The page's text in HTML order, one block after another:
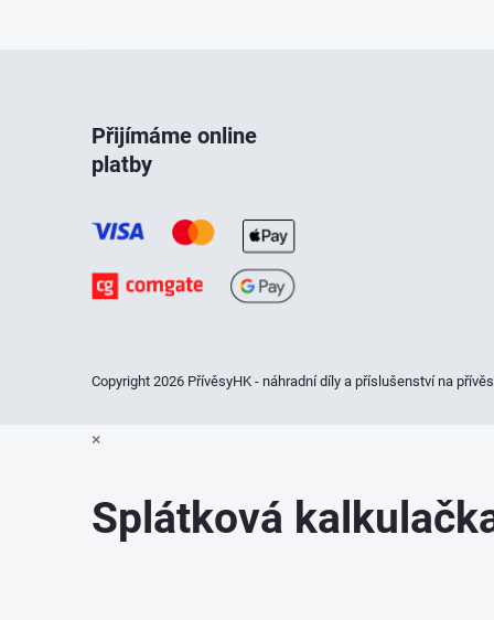
Přijímáme online
platby
Copyright 2026 PřívěsyHK - náhradní díly a příslušenství na
×
Splátková